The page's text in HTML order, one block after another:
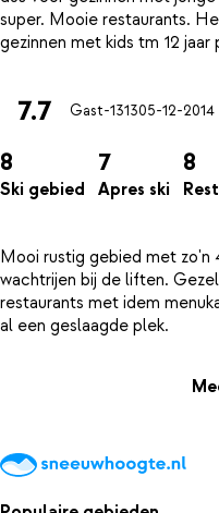
super. Mooie restaurants.
7.7 Gast-131305-12-2014
8
Ski gebied
7
Apres ski
8
Mooi rustig gebied met zo'n
wachtrijen bij de liften.
restaurants met idem